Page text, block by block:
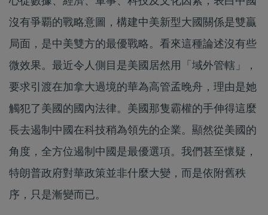
沒有爭覇的戰略意圖，構建中美新型大國關係是雙贏
局面，是中美雙方的最優戰略。看來這種論述沒有些
微效果。最近令人側目是美國居然用「域外管轄」，
要求引渡在加拿大過境的華為高管孟晚舟，理由是她
觸犯了美國的國內法律。美國那隻霸權的手伸得這麼
長去遏制中國在科技稍為領先的企業。顯然從美國的
角度，全方位遏制中國是最優選項。我們甚至懷疑，
特朗普政府對華政策並非什麼大變，而是依附舊秩
序，只是漸變而已。